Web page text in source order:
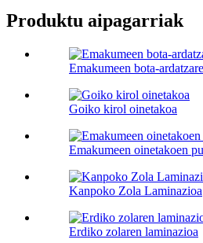
Produktu aipagarriak
Emakumeen bota-
Goiko kirol oinetakoa
Emakumeen oinetakoen
Kanpoko Zola Laminazioa
Erdiko zolaren laminazioa